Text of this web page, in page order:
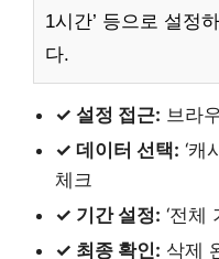
1시간’ 등으로 설정
다.
✓ 설정 접근: 브라
✓ 데이터 선택: ‘캐
체크
✓ 기간 설정: ‘전체
✓ 최종 확인: 삭제